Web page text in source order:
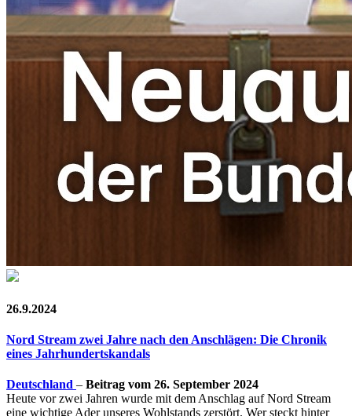
26.9.2024
Nord Stream zwei Jahre nach den Anschlägen: Die Chronik
eines Jahrhundertskandals
Deutschland – Beitrag vom 26. September 2024
Heute vor zwei Jahren wurde mit dem Anschlag auf Nord Stream
eine wichtige Ader unseres Wohlstands zerstört. Wer steckt hinter